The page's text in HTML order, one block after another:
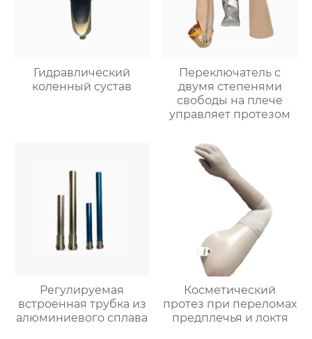
Гидравлический
коленный сустав
Переключатель с
двумя степенями
свободы на плече
управляет протезом
Регулируемая
встроенная трубка из
алюминиевого сплава
Косметический
протез при переломах
предплечья и локтя